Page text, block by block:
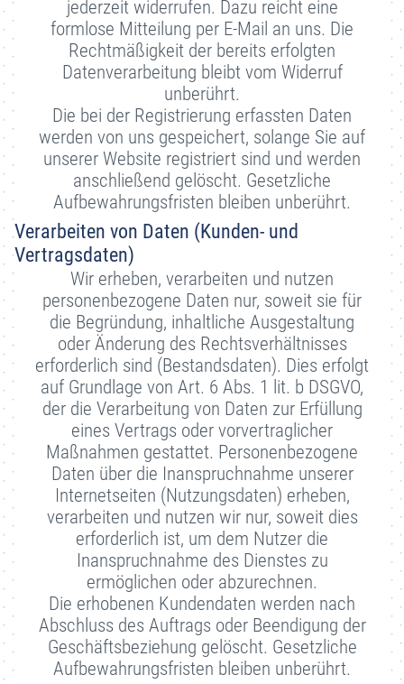
jederzeit widerrufen. Dazu reicht eine
formlose Mitteilung per E-Mail an uns. Die
Rechtmäßigkeit der bereits erfolgten
Datenverarbeitung bleibt vom Widerruf
unberührt.
Die bei der Registrierung erfassten Daten
werden von uns gespeichert, solange Sie auf
unserer Website registriert sind und werden
anschließend gelöscht. Gesetzliche
Aufbewahrungsfristen bleiben unberührt.
Verarbeiten von Daten (Kunden- und
Vertragsdaten)
Wir erheben, verarbeiten und nutzen
personenbezogene Daten nur, soweit sie für
die Begründung, inhaltliche Ausgestaltung
oder Änderung des Rechtsverhältnisses
erforderlich sind (Bestandsdaten). Dies erfolgt
auf Grundlage von Art. 6 Abs. 1 lit. b DSGVO,
der die Verarbeitung von Daten zur Erfüllung
eines Vertrags oder vorvertraglicher
Maßnahmen gestattet. Personenbezogene
Daten über die Inanspruchnahme unserer
Internetseiten (Nutzungsdaten) erheben,
verarbeiten und nutzen wir nur, soweit dies
erforderlich ist, um dem Nutzer die
Inanspruchnahme des Dienstes zu
ermöglichen oder abzurechnen.
Die erhobenen Kundendaten werden nach
Abschluss des Auftrags oder Beendigung der
Geschäftsbeziehung gelöscht. Gesetzliche
Aufbewahrungsfristen bleiben unberührt.